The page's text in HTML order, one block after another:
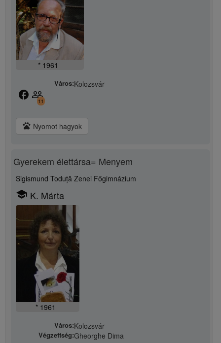
* 1961
Város:Kolozsvár
facebook people_outline
11
pets Nyomot hagyok
Gyerekem élettársa= Menyem
Sigismund Toduță Zenei Főgimnázium
school K. Márta
* 1961
Város:Kolozsvár
Végzettség:Gheorghe Dima